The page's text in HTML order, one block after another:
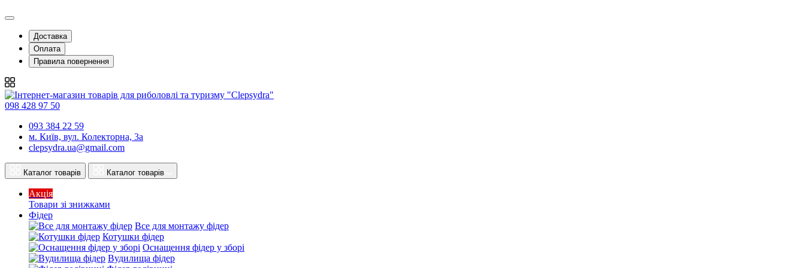
Доставка
Оплата
Правила повернення
098 428 97 50
093 384 22 59
м. Київ, вул. Колекторна, 3а
clepsydra.ua@gmail.com
Каталог товарів Каталог товарів
Акція
Товари зі знижками
Фідер
Все для монтажу фідер
Котушки фідер
Оснащення фідер у зборі
Вудилища фідер